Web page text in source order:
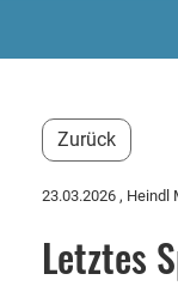
Zurück
23.03.2026 , Heindl
Letztes